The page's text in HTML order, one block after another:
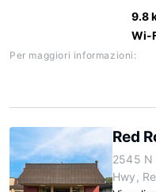
9.8
Wi-
Per maggiori informazioni:
Red
2545 N
Hwy,